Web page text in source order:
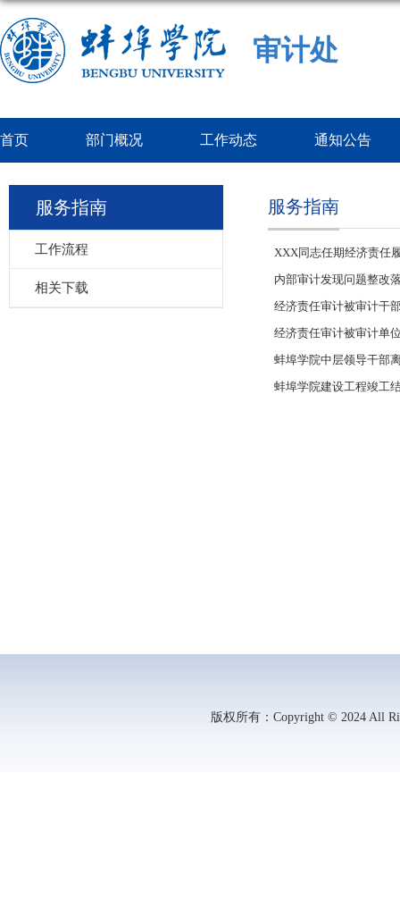
审计处
首页 部门概况 工作动态 通知公告
服务指南
工作流程
相关下载
服务指南
XXX同志任期经济责任
内部审计发现问题整改
经济责任审计被审计干
经济责任审计被审计单
蚌埠学院中层领导干部
蚌埠学院建设工程竣工
版权所有：Copyright © 2024 All